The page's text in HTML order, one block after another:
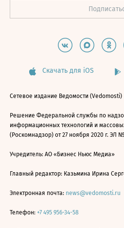
Скачать для iOS
Сетевое издание Ведомости (Vedomosti)
Решение Федеральной службы по
информационных технологий и
(Роскомнадзор) от 27 ноября 2020 г. ЭЛ
Учредитель: АО «Бизнес Ньюс Медиа»
Главный редактор: Казьмина Ирина
Электронная почта: news@vedomosti.ru
Телефон: +7 495 956-34-58